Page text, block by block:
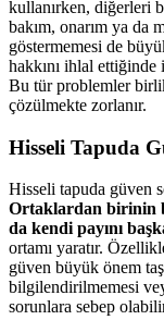
kullanırken, diğerleri
bakım, onarım ya da
göstermemesi de
hakkını ihlal
Bu tür problemler
çözülmekte zorlanır.
Hisseli Tapuda
Hisseli tapuda güven
Ortaklardan birinin
da kendi payını
ortamı yaratır.
güven büyük önem
bilgilendirilmemesi
sorunlara sebep